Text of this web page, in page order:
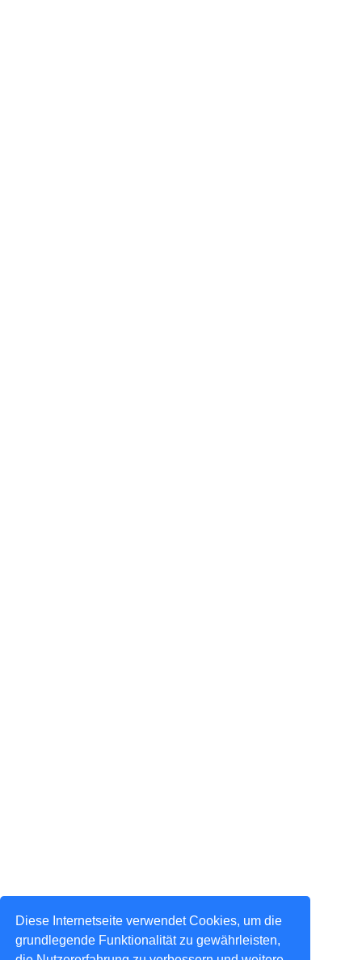
Diese Internetseite verwendet Cookies, um die
grundlegende Funktionalität zu gewährleisten,